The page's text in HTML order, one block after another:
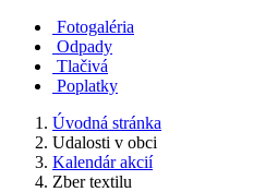
Fotogaléria
Odpady
Tlačivá
Poplatky
Úvodná stránka
Udalosti v obci
Kalendár akcií
Zber textilu